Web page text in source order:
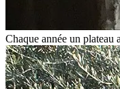
Chaque année un plateau